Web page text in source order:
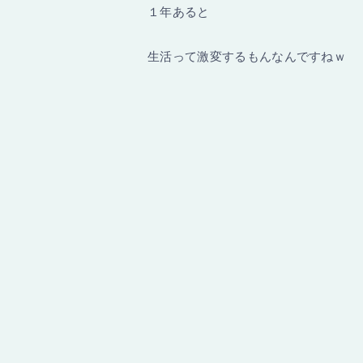
１年あると
生活って激変するもんなんですねｗ